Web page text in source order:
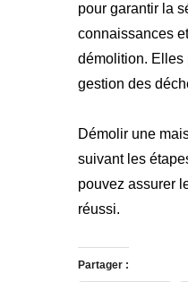
pour garantir la
connaissances
démolition. Elles
gestion des
Démolir une
suivant les
pouvez assurer
réussi.
Partager :